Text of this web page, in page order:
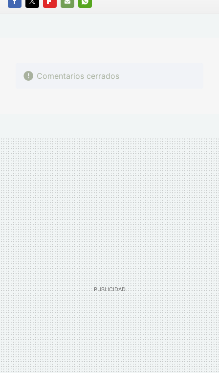
FACEBOOK
TWITTERFLIPBOARD
E-
WHATSAPP
Comentarios cerrados